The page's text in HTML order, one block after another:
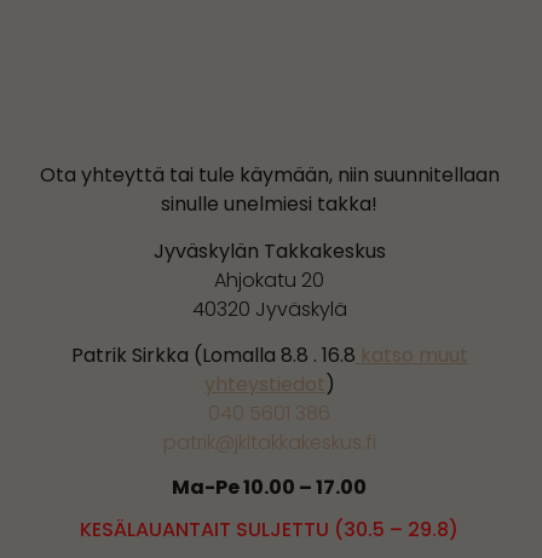
Ota yhteyttä tai tule käymään, niin suunnitellaan
sinulle unelmiesi takka!
Jyväskylän Takkakeskus
Ahjokatu 20
40320 Jyväskylä
Patrik Sirkka (Lomalla 8.8 . 16.8 katso muut
yhteystiedot)
040 5601 386
patrik@jkltakkakeskus.fi
Ma-Pe 10.00 – 17.00
KESÄLAUANTAIT SULJETTU (30.5 – 29.8)